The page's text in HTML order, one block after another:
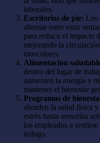
laborales.
Escritorios de pie: Los
alternar entre estar
para reducir el impacto
mejorando la
musculares.
Alimentación
dentro del lugar de
aumenten la energía y
mantener el bienestar
Programas de
aborden la salud física
estrés hasta asesorías
los empleados a
trabajo.